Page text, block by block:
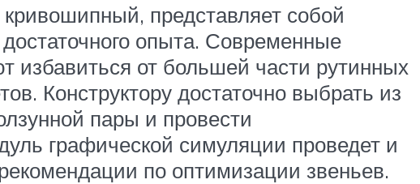
представляет собой
опыта. Современные
избавиться от большей части рутинных
Конструктору достаточно выбрать из
пары и провести
графической симуляции проведет и
по оптимизации звеньев.